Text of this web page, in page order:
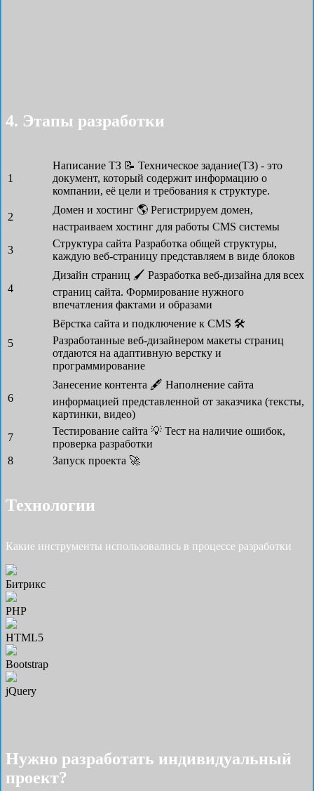
4. Этапы разработки
1
Написание ТЗ 📝 Техническое задание(ТЗ) - это
документ, который содержит информацию о
компании, её цели и требования к структуре.
2
Домен и хостинг 🌎 Регистрируем домен,
настраиваем хостинг для работы CMS системы
3
Структура сайта Разработка общей структуры,
каждую веб-страницу представляем в виде блоков
4
Дизайн страниц 🖌 Разработка веб-дизайна для всех
страниц сайта. Формирование нужного
впечатления фактами и образами
5
Вёрстка сайта и подключение к CMS 🛠
Разработанные веб-дизайнером макеты страниц
отдаются на адаптивную верстку и
программирование
6
Занесение контента 🖋 Наполнение сайта
информацией представленной от заказчика (тексты,
картинки, видео)
7
Тестирование сайта 💡 Тест на наличие ошибок,
проверка разработки
8
Запуск проекта 🚀
Технологии
Какие инструменты использовались в процессе разработки
Битрикс
PHP
HTML5
Bootstrap
jQuery
Нужно разработать индивидуальный
проект?